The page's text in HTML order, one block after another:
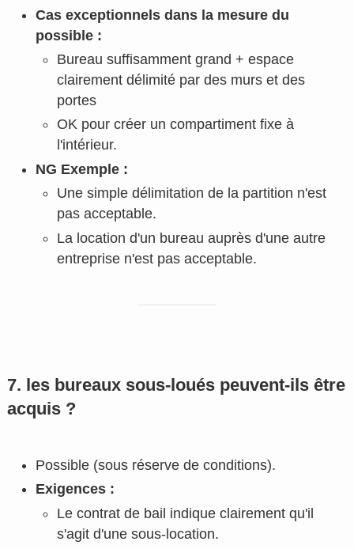
Cas exceptionnels dans la mesure du
possible :
Bureau suffisamment grand + espace
clairement délimité par des murs et des
portes
OK pour créer un compartiment fixe à
l'intérieur.
NG Exemple :
Une simple délimitation de la partition n'est
pas acceptable.
La location d'un bureau auprès d'une autre
entreprise n'est pas acceptable.
7. les bureaux sous-loués peuvent-ils être
acquis ?
Possible (sous réserve de conditions).
Exigences :
Le contrat de bail indique clairement qu'il
s'agit d'une sous-location.